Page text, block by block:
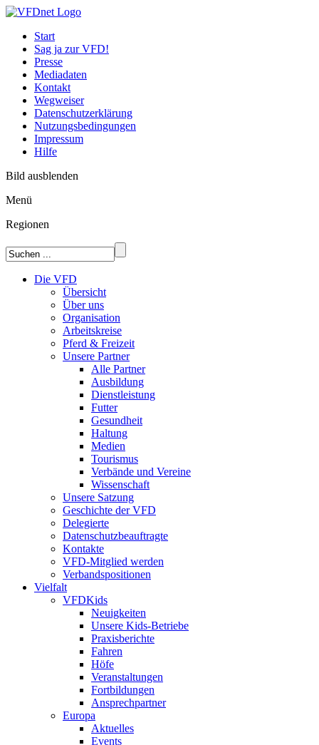
Start
Sag ja zur VFD!
Presse
Mediadaten
Kontakt
Wegweiser
Datenschutzerklärung
Nutzungsbedingungen
Impressum
Hilfe
Bild ausblenden
Menü
Regionen
Die VFD
Übersicht
Über uns
Organisation
Arbeitskreise
Pferd & Freizeit
Unsere Partner
Alle Partner
Ausbildung
Dienstleistung
Futter
Gesundheit
Haltung
Medien
Tourismus
Verbände und Vereine
Wissenschaft
Unsere Satzung
Geschichte der VFD
Delegierte
Datenschutzbeauftragte
Kontakte
VFD-Mitglied werden
Verbandspositionen
Vielfalt
VFDKids
Neuigkeiten
Unsere Kids-Betriebe
Praxisberichte
Fahren
Höfe
Veranstaltungen
Fortbildungen
Ansprechpartner
Europa
Aktuelles
Events